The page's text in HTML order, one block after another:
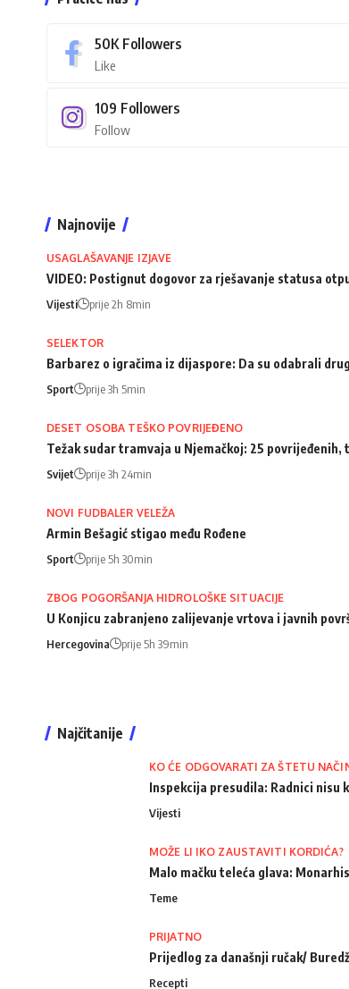
50K Followers
Like
109 Followers
Follow
Najnovije
USAGLAŠAVANJE IZJAVE
VIDEO: Postignut dogovor za rješavanje statusa
Vijesti prije 2h 8min
SELEKTOR
Barbarez o igračima iz dijaspore: Da su odabrali
Sport prije 3h 5min
DESET OSOBA TEŠKO POVRIJEĐENO
Težak sudar tramvaja u Njemačkoj: 25
Svijet prije 3h 24min
NOVI FUDBALER VELEŽA
Armin Bešagić stigao među Rođene
Sport prije 5h 30min
ZBOG POGORŠANJA HIDROLOŠKE SITUACIJE
U Konjicu zabranjeno zalijevanje vrtova i javnih
Hercegovina prije 5h 39min
Najčitanije
KO ĆE ODGOVARATI ZA ŠTETU
Inspekcija presudila: Radnici nisu
Vijesti
MOŽE LI IKO ZAUSTAVITI KORDIĆA?
Malo mačku teleća glava:
Teme
PRIJATNO
Prijedlog za današnji ručak/
Recepti